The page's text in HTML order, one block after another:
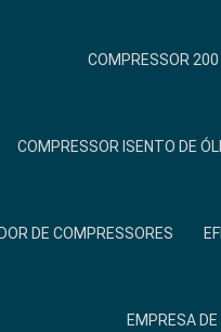
COMPRESSOR
COMPRESSOR ISENTO DE
DE COMPRESSORES
EMPRESA